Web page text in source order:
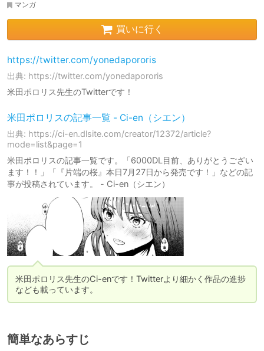
マンガ
買いに行く
https://twitter.com/yonedapororis
出典: https://twitter.com/yonedapororis
米田ポロリス先生のTwitterです！
米田ポロリスの記事一覧 - Ci-en（シエン）
出典: https://ci-en.dlsite.com/creator/12372/article?
mode=list&page=1
米田ポロリスの記事一覧です。「6000DL目前、ありがとうござい
ます！！」「『片端の桜』本日7月27日から発売です！」などの記
事が投稿されています。 - Ci-en（シエン）
米田ポロリス先生のCi-enです！Twitterより細かく作品の進捗
なども載っています。
簡単なあらすじ